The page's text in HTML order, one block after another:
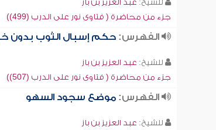
للشيخ: عبد العزيز بن باز
جزء من محاضرة ( فتاوى نور على الدرب (499))
الفهرس:حكم إسبال الثوب بدون
للشيخ: عبد العزيز بن باز
جزء من محاضرة ( فتاوى نور على الدرب (507))
الفهرس:موضع سجود السهو
للشيخ: عبد العزيز بن باز